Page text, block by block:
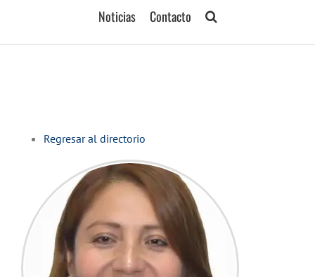
Noticias Contacto
Regresar al directorio